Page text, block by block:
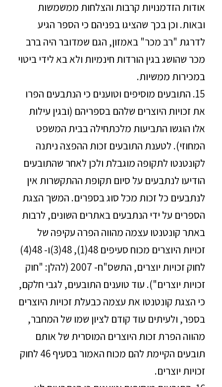
אודות הזדמנויות קרבות והצלחות ממשמשות
ובאות. וכן בכך שהציגו בפניהם כי הספר הגיע
לדרגת "רב מכר" באמזון, הגם שמדובר היה ברב
מכר שהושג בגין הורדות חינמיות ולא בא לידי ביטוי
במכירות ממשיות.
15. התובעים מוסיפים וטוענים כי הנתבעים הפרו
את זכויות היוצרים שלהם בספריהם (ובגין עילות
אלו הוגשו התביעות מלכתחילה בבית המשפט
המחוזי). לטענת התובעים זכות ההפצה ניתנה
לקונטנטו לתקופה מוגבלת ולכן לאחר שהתובעים
הודיעו לנתבעים על סיום תקופת ההתקשרות אין
לנתבעים כל זכות מכל סוג בספרים. המשך הצגת
הספרים על ידי הנתבעים באתרים השונים, לרבות
באתר קונטנטו עצמה מהווה הפרה עקיפה של
זכויות היוצרים מכוח סעיפים 48(1), 48(3)ו- 48(4)
לחוק זכויות יוצרים, התשס"ח- 2007 (להלן: "חוק
זכויות יוצרים"). עוד טוענים התובעים, לגבי חלקם,
כי הצגת קונטנטו את עצמה כבעלת זכויות היוצרים
בספר, ולעיתים עוד קודם לציון שמו של המחבר,
מהווה הפרת זכות היוצרים המוסרית של אותם
תובעים הקיימת להם מכוח האמור בסעיף 46 לחוק
זכויות יוצרים.